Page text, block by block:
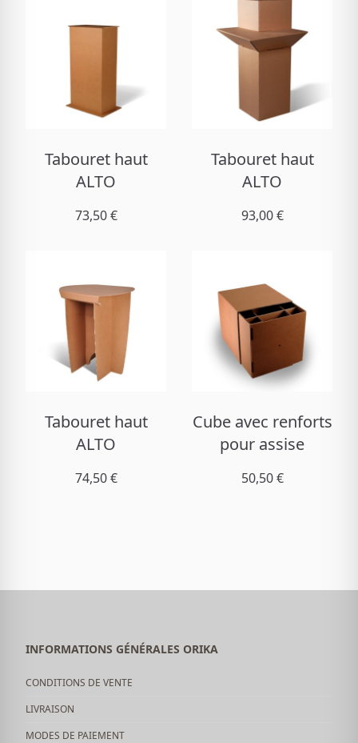
Tabouret haut
ALTO
73,50 €
Tabouret haut
ALTO
93,00 €
Tabouret haut
ALTO
74,50 €
Cube avec renforts
pour assise
50,50 €
INFORMATIONS GÉNÉRALES ORIKA
CONDITIONS DE VENTE
LIVRAISON
MODES DE PAIEMENT